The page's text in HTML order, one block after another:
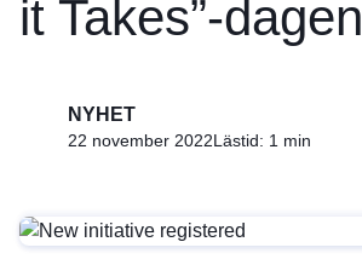
it Takes”-dagen
NYHET
22 november 2022Lästid: 1 min